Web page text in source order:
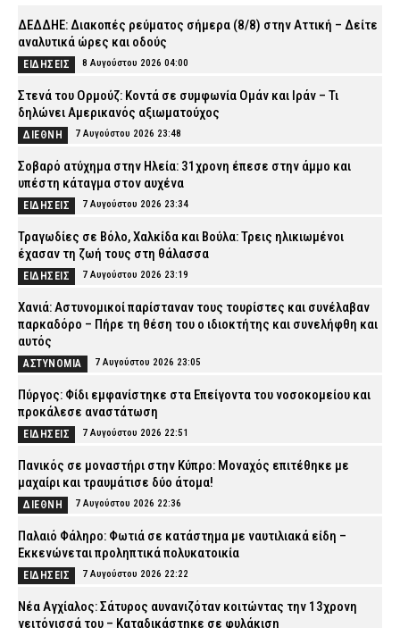
ΔΕΔΔΗΕ: Διακοπές ρεύματος σήμερα (8/8) στην Αττική – Δείτε
αναλυτικά ώρες και οδούς
ΕΙΔΗΣΕΙΣ 8 Αυγούστου 2026 04:00
Στενά του Ορμούζ: Κοντά σε συμφωνία Ομάν και Ιράν – Τι
δηλώνει Αμερικανός αξιωματούχος
ΔΙΕΘΝΗ 7 Αυγούστου 2026 23:48
Σοβαρό ατύχημα στην Ηλεία: 31χρονη έπεσε στην άμμο και
υπέστη κάταγμα στον αυχένα
ΕΙΔΗΣΕΙΣ 7 Αυγούστου 2026 23:34
Τραγωδίες σε Βόλο, Χαλκίδα και Βούλα: Τρεις ηλικιωμένοι
έχασαν τη ζωή τους στη θάλασσα
ΕΙΔΗΣΕΙΣ 7 Αυγούστου 2026 23:19
Χανιά: Αστυνομικοί παρίσταναν τους τουρίστες και συνέλαβαν
παρκαδόρο – Πήρε τη θέση του ο ιδιοκτήτης και συνελήφθη και
αυτός
ΑΣΤΥΝΟΜΙΑ 7 Αυγούστου 2026 23:05
Πύργος: Φίδι εμφανίστηκε στα Επείγοντα του νοσοκομείου και
προκάλεσε αναστάτωση
ΕΙΔΗΣΕΙΣ 7 Αυγούστου 2026 22:51
Πανικός σε μοναστήρι στην Κύπρο: Μοναχός επιτέθηκε με
μαχαίρι και τραυμάτισε δύο άτομα!
ΔΙΕΘΝΗ 7 Αυγούστου 2026 22:36
Παλαιό Φάληρο: Φωτιά σε κατάστημα με ναυτιλιακά είδη –
Εκκενώνεται προληπτικά πολυκατοικία
ΕΙΔΗΣΕΙΣ 7 Αυγούστου 2026 22:22
Νέα Αγχίαλος: Σάτυρος αυνανιζόταν κοιτώντας την 13χρονη
γειτόνισσά του – Καταδικάστηκε σε φυλάκιση